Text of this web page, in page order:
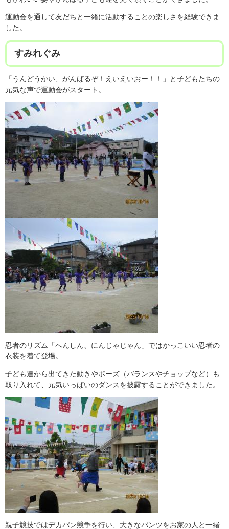
運動会を通して友だちと一緒に活動することの楽しさを経験できま
した。
すみれぐみ
「うんどうかい、がんばるぞ！えいえいおー！！」と子どもたちの
元気な声で運動会がスタート。
忍者のリズム「へんしん、にんじゃじゃん」ではかっこいい忍者の
衣装を着て登場。
子ども達から出てきた動きやポーズ（バランスやチョップなど）も
取り入れて、元気いっぱいのダンスを披露することができました。
親子競技ではデカパン競争を行い、大きなパンツをお家の人と一緒